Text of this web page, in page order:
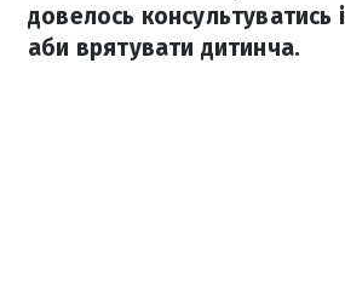
довелось консультуватись
аби врятувати дитинча.